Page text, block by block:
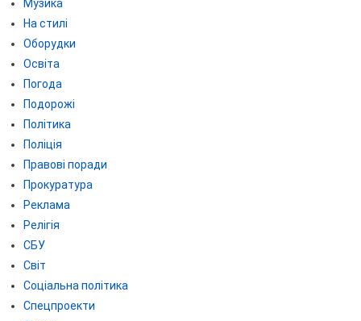
Музика
На стилі
Оборудки
Освіта
Погода
Подорожі
Політика
Поліція
Правові поради
Прокуратура
Реклама
Релігія
СБУ
Світ
Соціальна політика
Спецпроекти